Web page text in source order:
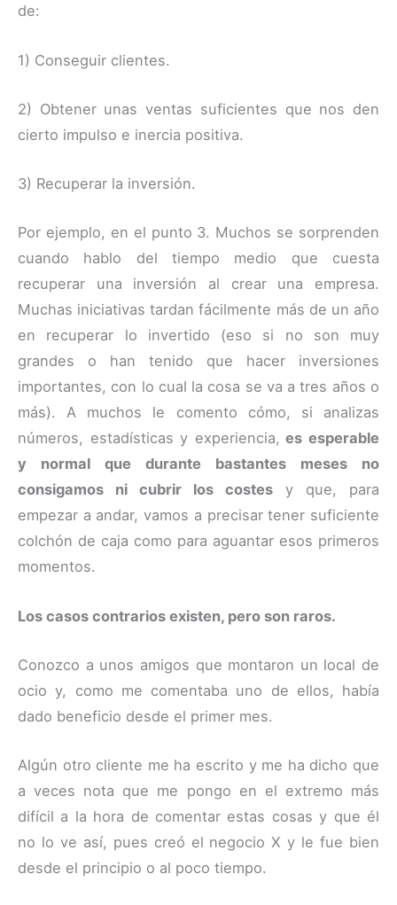
de:
1) Conseguir clientes.
2) Obtener unas ventas suficientes que nos den
cierto impulso e inercia positiva.
3) Recuperar la inversión.
Por ejemplo, en el punto 3. Muchos se sorprenden
cuando hablo del tiempo medio que cuesta
recuperar una inversión al crear una empresa.
Muchas iniciativas tardan fácilmente más de un año
en recuperar lo invertido (eso si no son muy
grandes o han tenido que hacer inversiones
importantes, con lo cual la cosa se va a tres años o
más). A muchos le comento cómo, si analizas
números, estadísticas y experiencia, es esperable
y normal que durante bastantes meses no
consigamos ni cubrir los costes y que, para
empezar a andar, vamos a precisar tener suficiente
colchón de caja como para aguantar esos primeros
momentos.
Los casos contrarios existen, pero son raros.
Conozco a unos amigos que montaron un local de
ocio y, como me comentaba uno de ellos, había
dado beneficio desde el primer mes.
Algún otro cliente me ha escrito y me ha dicho que
a veces nota que me pongo en el extremo más
difícil a la hora de comentar estas cosas y que él
no lo ve así, pues creó el negocio X y le fue bien
desde el principio o al poco tiempo.